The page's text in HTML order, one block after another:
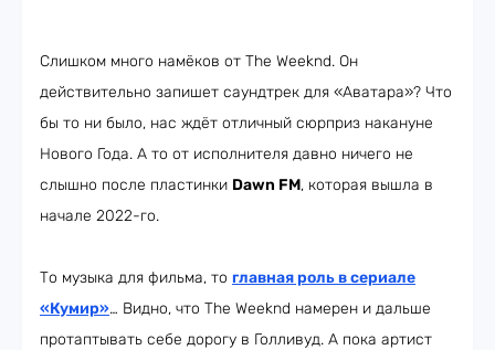
Слишком много намёков от The Weeknd. Он
действительно запишет саундтрек для «Аватара»? Что
бы то ни было, нас ждёт отличный сюрприз накануне
Нового Года. А то от исполнителя давно ничего не
слышно после пластинки Dawn FM, которая вышла в
начале 2022-го.
То музыка для фильма, то главная роль в сериале
«Кумир»… Видно, что The Weeknd намерен и дальше
протаптывать себе дорогу в Голливуд. А пока артист